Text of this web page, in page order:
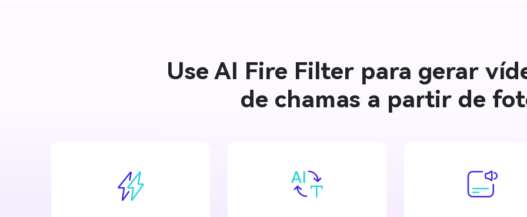
Use AI Fire Filter para gerar
de chamas a partir de